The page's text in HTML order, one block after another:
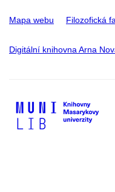
Mapa webu Filozofická
Digitální knihovna Arna